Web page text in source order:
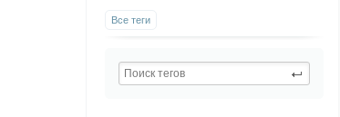
Все теги